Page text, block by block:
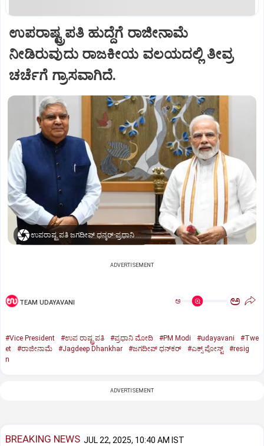
ಉಪರಾಷ್ಟ್ರಪತಿ ಹುದ್ದೆಗೆ ರಾಜೀನಾಮೆ
ನೀಡಿರುವುದು ರಾಜಕೀಯ ವಲಯದಲ್ಲಿ ತೀವ್ರ
ಚರ್ಚೆಗೆ ಗ್ರಾಸವಾಗಿದೆ.
ಉಪರಾಷ್ಟ್ರಪತಿ ಜಗದೀಪ್‌ ಧನ್ಕರ್-ಪ್ರಧಾನಿ ಮೋದಿ
ADVERTISEMENT
TEAM UDAYAVANI ಅ ಅ
#Vice President #ಉಪ ರಾಷ್ಟ್ರಪತಿ #ಪ್ರಧಾನಿ ಮೋದಿ #PM Modi #udayavani
#Twe
et
#ರಾಜೀನಾಮೆ #Jagdeep Dhankhar #ಜಗದೀಪ್‌ ಧನ್‌ಕರ್‌ #ಎಕ್ಸ್‌ ಪೋಸ್ಟ್
#resig
n
ADVERTISEMENT
BREAKING NEWS JUL 22, 2025, 10:40 AM IST